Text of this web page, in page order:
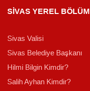
SİVAS YEREL BÖLÜM
Sivas Valisi
Sivas Belediye Başkanı
Hilmi Bilgin Kimdir?
Salih Ayhan Kimdir?